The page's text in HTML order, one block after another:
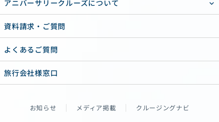
アニバーサリークルーズについて
資料請求・ご質問
よくあるご質問
旅行会社様窓口
お知らせ メディア掲載 クルージングナビ